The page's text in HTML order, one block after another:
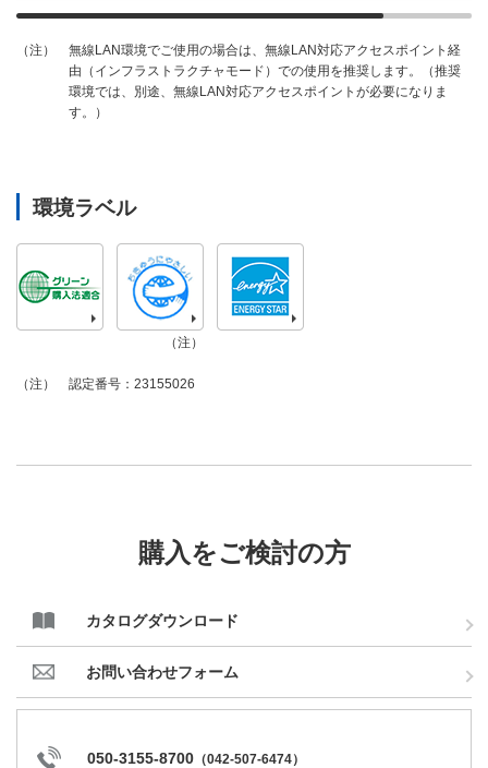
（注）
無線LAN環境でご使用の場合は、無線LAN対応アクセスポイント経
由（インフラストラクチャモード）での使用を推奨します。（推奨
環境では、別途、無線LAN対応アクセスポイントが必要になりま
す。）
環境ラベル
（注）
（注） 認定番号：23155026
購入をご検討の方
カタログダウンロード
お問い合わせフォーム
050-3155-8700 （042-507-6474）